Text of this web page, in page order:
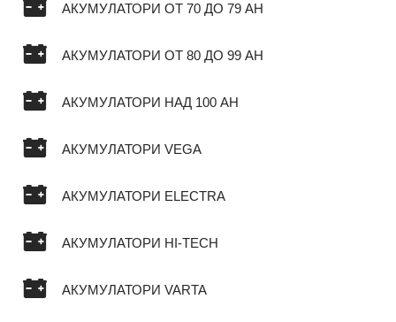
АКУМУЛАТОРИ ОТ 70 ДО 79 AH
АКУМУЛАТОРИ ОТ 80 ДО 99 AH
АКУМУЛАТОРИ НАД 100 AH
АКУМУЛАТОРИ VEGA
АКУМУЛАТОРИ ELECTRA
АКУМУЛАТОРИ HI-TECH
АКУМУЛАТОРИ VARTA